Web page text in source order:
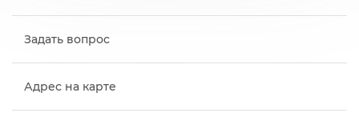
Задать вопрос
Адрес на карте